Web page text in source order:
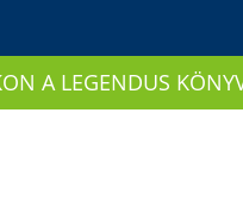
A LEGENDUS